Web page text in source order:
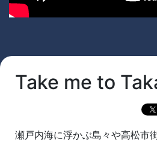
Take me to
瀬戸内海に浮かぶ島々や高松市